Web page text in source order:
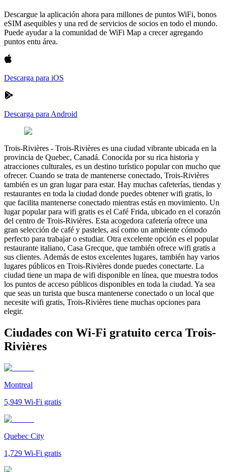
Descargue la aplicación ahora para millones de puntos WiFi, bonos
eSIM asequibles y una red de servicios de socios en todo el mundo.
Puede ayudar a la comunidad de WiFi Map a crecer agregando
puntos entu área.
Descarga para iOS
Descarga para Android
Trois-Rivières - Trois-Rivières es una ciudad vibrante ubicada en la
provincia de Quebec, Canadá. Conocida por su rica historia y
atracciones culturales, es un destino turístico popular con mucho que
ofrecer. Cuando se trata de mantenerse conectado, Trois-Rivières
también es un gran lugar para estar. Hay muchas cafeterías, tiendas y
restaurantes en toda la ciudad donde puedes obtener wifi gratis, lo
que facilita mantenerse conectado mientras estás en movimiento. Un
lugar popular para wifi gratis es el Café Frida, ubicado en el corazón
del centro de Trois-Rivières. Esta acogedora cafetería ofrece una
gran selección de café y pasteles, así como un ambiente cómodo
perfecto para trabajar o estudiar. Otra excelente opción es el popular
restaurante italiano, Casa Grecque, que también ofrece wifi gratis a
sus clientes. Además de estos excelentes lugares, también hay varios
lugares públicos en Trois-Rivières donde puedes conectarte. La
ciudad tiene un mapa de wifi disponible en línea, que muestra todos
los puntos de acceso públicos disponibles en toda la ciudad. Ya sea
que seas un turista que busca mantenerse conectado o un local que
necesite wifi gratis, Trois-Rivières tiene muchas opciones para
elegir.
Ciudades con Wi-Fi gratuito cerca Trois-
Rivières
Montreal
5,949 Wi-Fi gratis
Quebec City
1,729 Wi-Fi gratis